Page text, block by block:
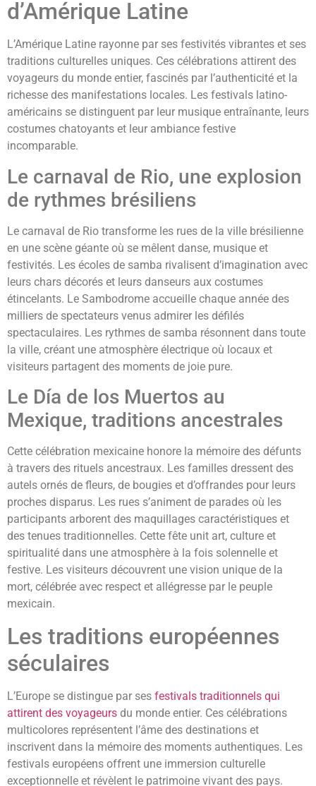
d’Amérique Latine
L’Amérique Latine rayonne par ses festivités vibrantes et ses
traditions culturelles uniques. Ces célébrations attirent des
voyageurs du monde entier, fascinés par l’authenticité et la
richesse des manifestations locales. Les festivals latino-
américains se distinguent par leur musique entraînante, leurs
costumes chatoyants et leur ambiance festive
incomparable.
Le carnaval de Rio, une explosion
de rythmes brésiliens
Le carnaval de Rio transforme les rues de la ville brésilienne
en une scène géante où se mêlent danse, musique et
festivités. Les écoles de samba rivalisent d’imagination avec
leurs chars décorés et leurs danseurs aux costumes
étincelants. Le Sambodrome accueille chaque année des
milliers de spectateurs venus admirer les défilés
spectaculaires. Les rythmes de samba résonnent dans toute
la ville, créant une atmosphère électrique où locaux et
visiteurs partagent des moments de joie pure.
Le Día de los Muertos au
Mexique, traditions ancestrales
Cette célébration mexicaine honore la mémoire des défunts
à travers des rituels ancestraux. Les familles dressent des
autels ornés de fleurs, de bougies et d’offrandes pour leurs
proches disparus. Les rues s’animent de parades où les
participants arborent des maquillages caractéristiques et
des tenues traditionnelles. Cette fête unit art, culture et
spiritualité dans une atmosphère à la fois solennelle et
festive. Les visiteurs découvrent une vision unique de la
mort, célébrée avec respect et allégresse par le peuple
mexicain.
Les traditions européennes
séculaires
L’Europe se distingue par ses festivals traditionnels qui
attirent des voyageurs du monde entier. Ces célébrations
multicolores représentent l’âme des destinations et
inscrivent dans la mémoire des moments authentiques. Les
festivals européens offrent une immersion culturelle
exceptionnelle et révèlent le patrimoine vivant des pays.